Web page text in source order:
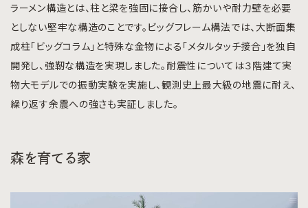
ラーメン構造とは、柱と梁を強固に接合し、筋かいや耐力壁を必要
としない堅牢な構造のことです。ビッグフレーム構法では、大断面集
成柱「ビッグコラム」と特殊な金物による「メタルタッチ接合」を独自
開発し、強靭な構造を実現しました。耐震性については３階建て実
物大モデルでの振動実験を実施し、観測史上最大級の地震に耐え、
繰り返す余震への強さも実証しました。
森を育てる家